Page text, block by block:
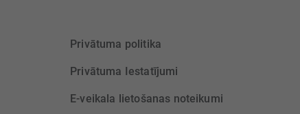
Privātuma politika
Privātuma Iestatījumi
E-veikala lietošanas noteikumi